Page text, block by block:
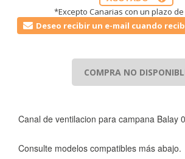
*Excepto Canarias con un plazo de
Deseo recibir un e-mail cuando
COMPRA NO
Canal de ventilacion para campana Balay
Consulte modelos compatibles más abajo.